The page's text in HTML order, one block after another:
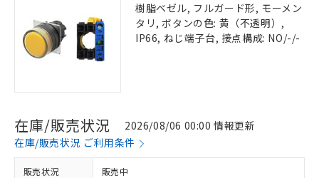
樹脂ベゼル, フルガード形, モーメン
タリ, ボタンの色: 黄（不透明）,
IP66, ねじ端子台, 接点構成: NO/-/-
在庫/販売状況
2026/08/06 00:00 情報更新
在庫/販売状況 ご利用条件
販売状況 販売中